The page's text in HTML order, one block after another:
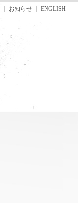
お知らせ ENGLISH